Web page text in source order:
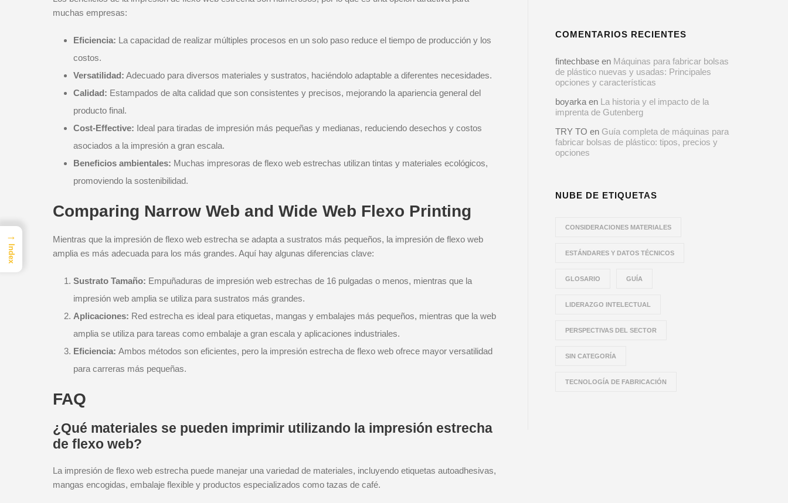
muchas empresas:
Eficiencia: La capacidad de realizar múltiples procesos en un solo paso reduce el tiempo de producción y los
costos.
Versatilidad: Adecuado para diversos materiales y sustratos, haciéndolo adaptable a diferentes necesidades.
Calidad: Estampados de alta calidad que son consistentes y precisos, mejorando la apariencia general del
producto final.
Cost-Effective: Ideal para tiradas de impresión más pequeñas y medianas, reduciendo desechos y costos
asociados a la impresión a gran escala.
Beneficios ambientales: Muchas impresoras de flexo web estrechas utilizan tintas y materiales ecológicos,
promoviendo la sostenibilidad.
Comparing Narrow Web and Wide Web Flexo Printing
Mientras que la impresión de flexo web estrecha se adapta a sustratos más pequeños, la impresión de flexo web
amplia es más adecuada para los más grandes. Aquí hay algunas diferencias clave:
Sustrato Tamaño: Empuñaduras de impresión web estrechas de 16 pulgadas o menos, mientras que la
impresión web amplia se utiliza para sustratos más grandes.
Aplicaciones: Red estrecha es ideal para etiquetas, mangas y embalajes más pequeños, mientras que la web
amplia se utiliza para tareas como embalaje a gran escala y aplicaciones industriales.
Eficiencia: Ambos métodos son eficientes, pero la impresión estrecha de flexo web ofrece mayor versatilidad
para carreras más pequeñas.
FAQ
¿Qué materiales se pueden imprimir utilizando la impresión estrecha
de flexo web?
La impresión de flexo web estrecha puede manejar una variedad de materiales, incluyendo etiquetas autoadhesivas,
mangas encogidas, embalaje flexible y productos especializados como tazas de café.
COMENTARIOS RECIENTES
fintechbase en Máquinas para fabricar bolsas
de plástico nuevas y usadas: Principales
opciones y características
boyarka en La historia y el impacto de la
imprenta de Gutenberg
TRY TO en Guía completa de máquinas para
fabricar bolsas de plástico: tipos, precios y
opciones
NUBE DE ETIQUETAS
CONSIDERACIONES MATERIALES
ESTÁNDARES Y DATOS TÉCNICOS
GLOSARIO GUÍA
LIDERAZGO INTELECTUAL
PERSPECTIVAS DEL SECTOR
SIN CATEGORÍA
TECNOLOGÍA DE FABRICACIÓN
→
Index